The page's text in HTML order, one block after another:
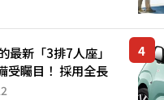
最新「3排7人座」
受矚目！ 採用全長
好的車身尺寸與